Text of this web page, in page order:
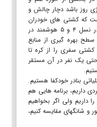
روز باشد دچار چالش و
که کشتی های خودران
در حال فعالیت گسترده هستند، بنادر نسل ۴ و ۵ هوشمند در
بهره گیری از منابع
کشتی سفری را از کره تا
یک نفر در آن مستقر
بنادر خودکفا هستیم.
داریم، برنامه هایی هم
داریم ولی اگر بخواهیم
و شانگهای مقایسه کنیم،